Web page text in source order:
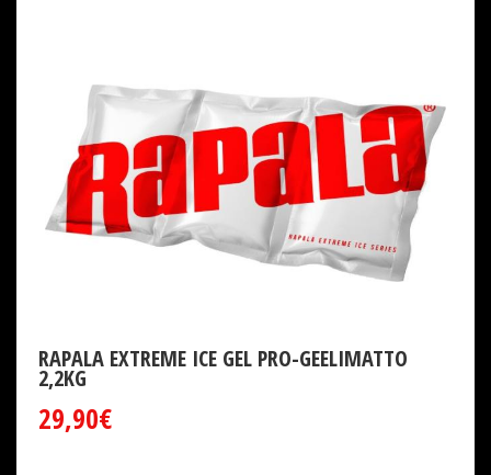
RAPALA EXTREME ICE GEL PRO-GEELIMATTO
2,2KG
29,90€